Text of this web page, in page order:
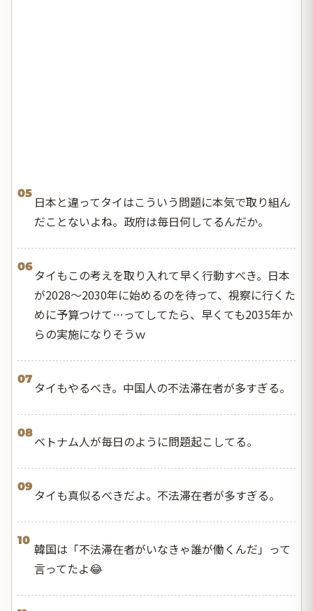
05
日本と違ってタイはこういう問題に本気で取り組ん
だことないよね。政府は毎日何してるんだか。
06
タイもこの考えを取り入れて早く行動すべき。日本
が2028〜2030年に始めるのを待って、視察に行くた
めに予算つけて…ってしてたら、早くても2035年か
らの実施になりそうｗ
07
タイもやるべき。中国人の不法滞在者が多すぎる。
08
ベトナム人が毎日のように問題起こしてる。
09
タイも真似るべきだよ。不法滞在者が多すぎる。
10
韓国は「不法滞在者がいなきゃ誰が働くんだ」って
言ってたよ😂